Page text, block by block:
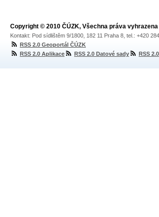
Copyright © 2010 ČÚZK, Všechna práva vyhrazena
Kontakt: Pod sídlištěm 9/1800, 182 11 Praha 8, tel.: +420
RSS 2.0 Geoportál ČÚZK
RSS 2.0 Aplikace
RSS 2.0 Datové sady RSS